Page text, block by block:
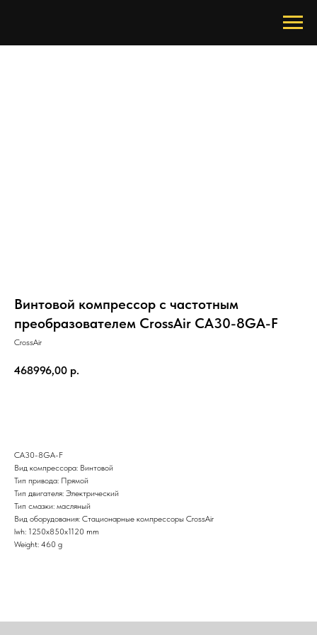
Винтовой компрессор с частотным
преобразователем CrossAir CA30-8GA-F
CrossAir
468996,00 р.
CA30-8GA-F
Вид компрессора: Винтовой
Тип привода: Прямой
Тип двигателя: Электрический
Тип смазки: масляный
Вид оборудования: Стационарные компрессоры CrossAir
lwh: 1250x850x1120 mm
Weight: 460 g